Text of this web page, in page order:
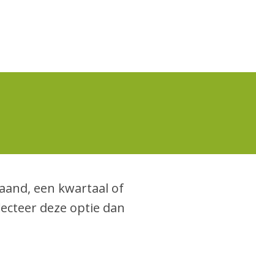
een kwartaal of
deze optie dan